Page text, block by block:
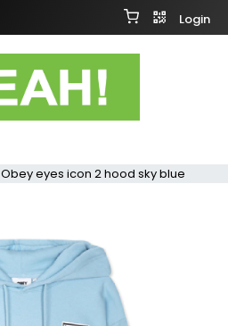
Login
Obey eyes icon 2 hood sky blue